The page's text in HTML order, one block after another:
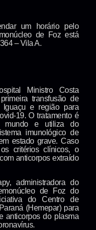
um horário pelo
de Foz está
– Vila A.
Ministro Costa
transfusão de
e região para
19. O tratamento é
mundo e utiliza do
imunológico de
estado grave. Caso
critérios clínicos, o
anticorpos extraído
administradora do
de Foz do
do Centro de
(Hemepar) para
anticorpos do plasma